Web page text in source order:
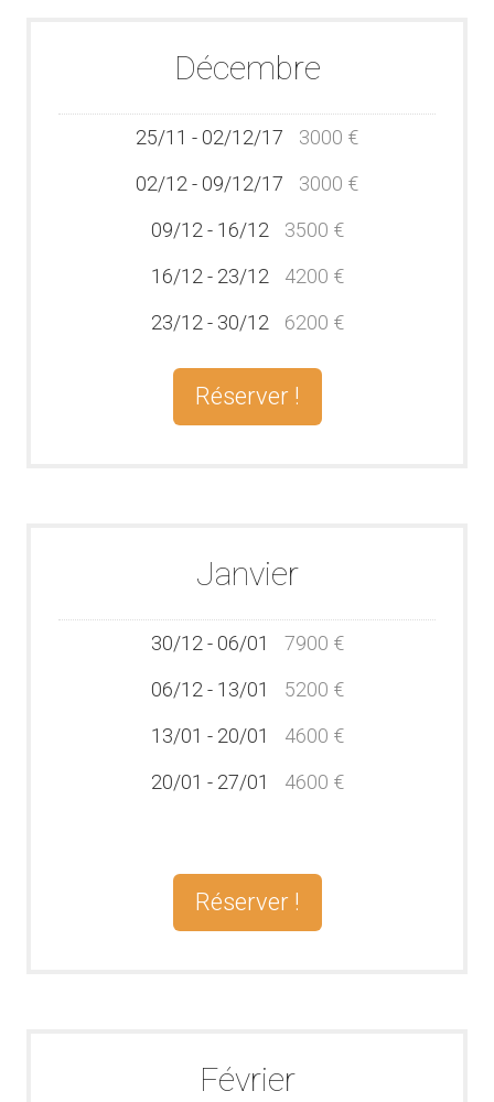
Décembre
25/11 - 02/12/17
3000 €
02/12 - 09/12/17
3000 €
09/12 - 16/12
3500 €
16/12 - 23/12
4200 €
23/12 - 30/12
6200 €
Réserver !
Janvier
30/12 - 06/01
7900 €
06/12 - 13/01
5200 €
13/01 - 20/01
4600 €
20/01 - 27/01
4600 €
Réserver !
Février